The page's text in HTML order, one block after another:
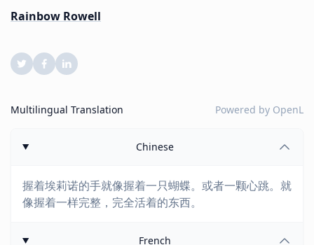
Rainbow Rowell
Multilingual Translation Powered by OpenL
Chinese
握着埃莉诺的手就像握着一只蝴蝶。或者一颗心跳。就
像握着一样完整，完全活着的东西。
French